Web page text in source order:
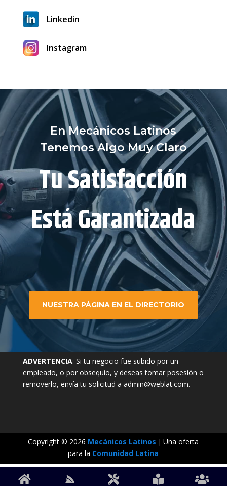
Linkedin
Instagram
En Mecánicos Latinos
Tenemos Algo Muy Claro
Tu Satisfacción
Está Garantizada
NUESTRA PÁGINA EN EL DIRECTORIO
ADVERTENCIA: Si tu negocio fue subido por un
empleado, o por obsequio, y deseas tomar posesión o
removerlo, envía tu solicitud a admin@weblat.com.
Copyright © 2026 Mecánicos Latinos | Una oferta
para la Comunidad Latina